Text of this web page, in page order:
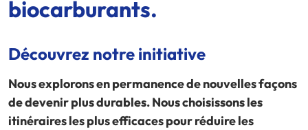
biocarburants.
Découvrez notre initiative
Nous explorons en permanence de nouvelles façons
de devenir plus durables. Nous choisissons les
itinéraires les plus efficaces pour réduire les